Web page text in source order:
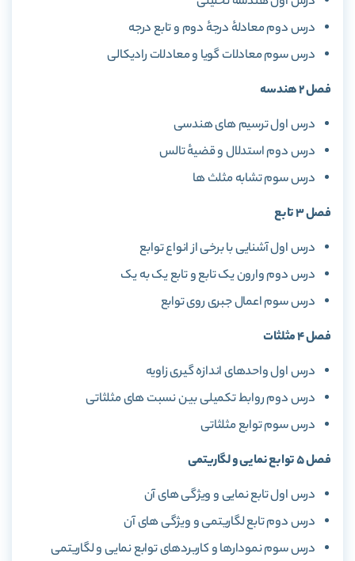
درس دوم معادلهٔ درجهٔ دوم و تابع درجه
درس سوم معادلات گویا و معادلات رادیکالی
فصل 2 هندسه
درس اول ترسیم های هندسی
درس دوم استدلال و قضیهٔ تالس
درس سوم تشابه مثلث ها
فصل 3 تابع
درس اول آشنایی با برخی از انواع توابع
درس دوم وارون یک تابع و تابع یک به یک
درس سوم اعمال جبری روی توابع
فصل 4 مثلثات
درس اول واحدهای اندازه گیری زاویه
درس دوم روابط تکمیلی بین نسبت های مثلثاتی
درس سوم توابع مثلثاتی
فصل 5 توابع نمایی و لگاریتمی
درس اول تابع نمایی و ویژگی های آن
درس دوم تابع لگاریتمی و ویژگی های آن
درس سوم نمودارها و کاربردهای توابع نمایی و لگاریتمی